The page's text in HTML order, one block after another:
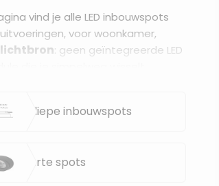
vind je alle LED inbouwspots
voor woonkamer,
: geen geïntegreerde LED
die je simpelweg wisselt.
— of gebruik de
Ondiepe inbouwspots
Zwarte spots